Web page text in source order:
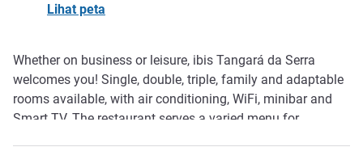
Lihat peta
Deskripsi
Whether on business or leisure, ibis Tangará da Serra
welcomes you! Single, double, triple, family and adaptable
rooms available, with air conditioning, WiFi, minibar and
Smart TV. The restaurant serves a varied menu for